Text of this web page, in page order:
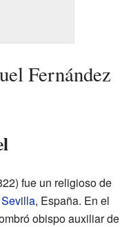
Fernández
fue un religioso de
Sevilla, España. En el
obispo auxiliar de